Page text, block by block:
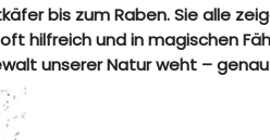
bis zum Raben. Sie alle
hilfreich und in magischen
unserer Natur weht –